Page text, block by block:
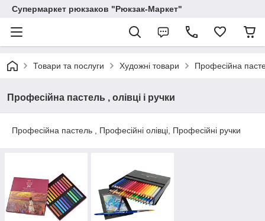
Супермаркет рюкзаков "Рюкзак-Маркет"
Товари та послуги Художні товари Професійна
Професійна пастель , олівці і ручки
Професійна пастель , Професійні олівці, Професійні ручки